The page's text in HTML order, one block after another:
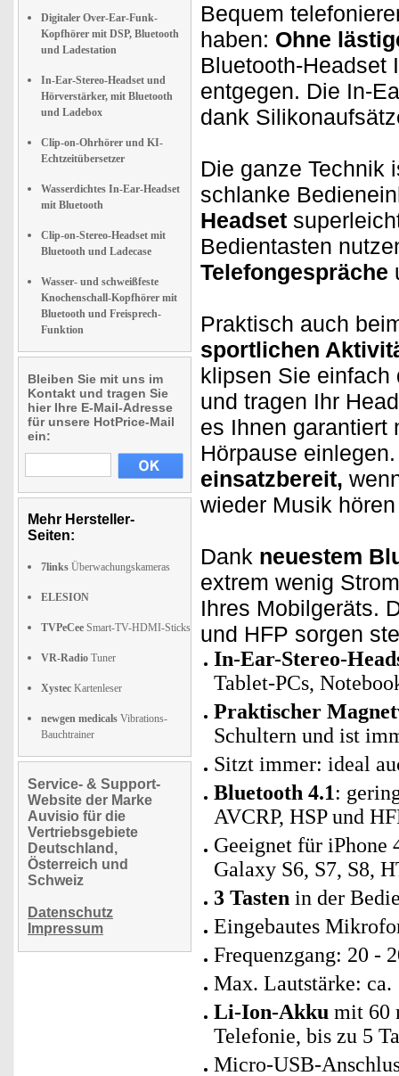
Digitaler Over-Ear-Funk-
Kopfhörer mit DSP, Bluetooth
und Ladestation
In-Ear-Stereo-Headset und
Hörverstärker, mit Bluetooth
und Ladebox
Clip-on-Ohrhörer und KI-
Echtzeitübersetzer
Wasserdichtes In-Ear-Headset
mit Bluetooth
Clip-on-Stereo-Headset mit
Bluetooth und Ladecase
Wasser- und schweißfeste
Knochenschall-Kopfhörer mit
Bluetooth und Freisprech-
Funktion
Bleiben Sie mit uns im
Kontakt und tragen Sie
hier Ihre E-Mail-Adresse
für unsere HotPrice-Mail
ein:
Mehr Hersteller-
Seiten:
7links Überwachungskameras
ELESION
TVPeCee Smart-TV-HDMI-Sticks
VR-Radio Tuner
Xystec Kartenleser
newgen medicals Vibrations-
Bauchtrainer
Service- & Support-
Website der Marke
Auvisio für die
Vertriebsgebiete
Deutschland,
Österreich und
Schweiz
Datenschutz
Impressum
Bequem
haben: Ohne
Bluetooth-Headset
entgegen. Die In-
dank
Die ganze Technik
schlanke
Headset
Bedientasten
Telefongespräche
Praktisch auch
sportlichen
klipsen Sie einfach
und tragen Ihr
es Ihnen garantiert
Hörpause
einsatzbereit,
wieder Musik
Dank neuestem
extrem wenig
Ihres Mobilgeräts.
und HFP sorgen
In-Ear-Stereo-
Tablet-PCs,
Praktischer
Schultern und ist
Sitzt immer: ideal
Bluetooth 4.1:
AVCRP, HSP und
Geeignet für iPhone
Galaxy S6, S7, S8,
3 Tasten in der
Eingebautes
Frequenzgang: 20 -
Max. Lautstärke: ca.
Li-Ion-Akku mit 60
Telefonie, bis zu 5
Micro-USB-